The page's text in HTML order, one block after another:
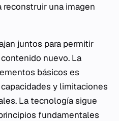
reconstruir una imagen
juntos para permitir
nuevo. La
básicos es
y limitaciones
La tecnología sigue
fundamentales